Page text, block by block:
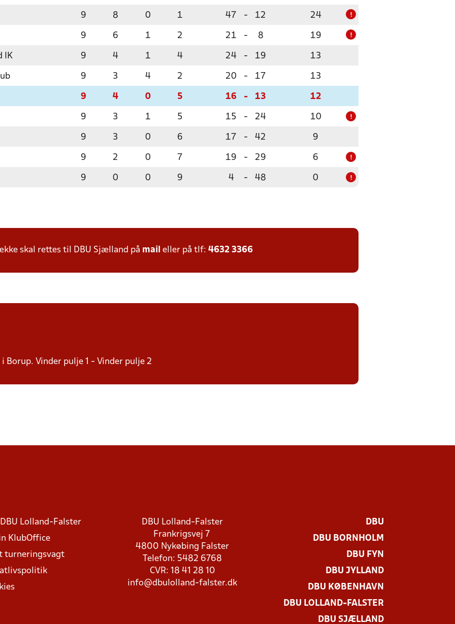
9 8 0 1 47 - 12 24 !
9 6 1 2 21 - 8 19 !
IK 9 4 1 4 24 - 19 13
9 3 4 2 20 - 17 13
9 4 0 5 16 - 13 12
9 3 1 5 15 - 24 10 !
9 3 0 6 17 - 42 9
9 2 0 7 19 - 29 6 !
9 0 0 9 4 - 48 0 !
skal rettes til DBU Sjælland på mail eller på tlf: 4632 3366
Borup. Vinder pulje 1 - Vinder pulje 2
Lolland-Falster
KlubOffice
turneringsvagt
DBU Lolland-Falster
Frankrigsvej 7
4800 Nykøbing Falster
Telefon: 5482 6768
CVR: 18 41 28 10
info@dbulolland-falster.dk
DBU
DBU BORNHOLM
DBU FYN
DBU JYLLAND
DBU KØBENHAVN
DBU LOLLAND-FALSTER
DBU SJÆLLAND